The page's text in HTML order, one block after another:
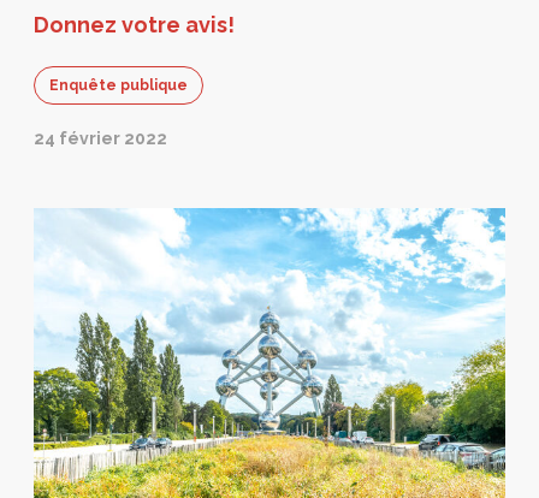
Donnez votre avis!
Enquête publique
24 février 2022